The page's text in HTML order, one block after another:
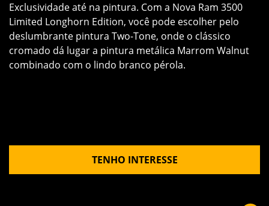
Exclusividade até na pintura. Com a Nova Ram 3500
Limited Longhorn Edition, você pode escolher pelo
deslumbrante pintura Two-Tone, onde o clássico
cromado dá lugar a pintura metálica Marrom Walnut
combinado com o lindo branco pérola.
TENHO INTERESSE